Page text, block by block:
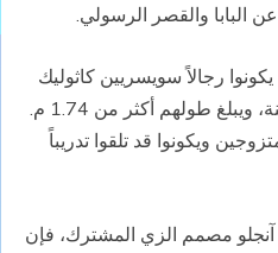
رجالاً سويسريين كاثوليك
تتراوح أعمارهم بين 19 و30 سنة، ويبلغ طولهم أكثر من 1.74 م.
ويكونوا قد تلقوا تدريباً
آنجلو مصمم الزي المشترك، فإن